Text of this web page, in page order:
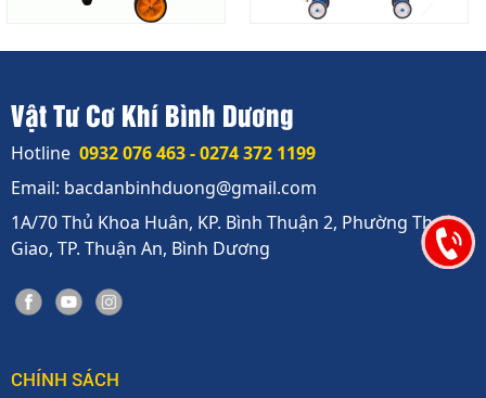
Vật Tư Cơ Khí Bình Dương
Hotline 0932 076 463 - 0274 372 1199
Email: bacdanbinhduong@gmail.com
1A/70 Thủ Khoa Huân, KP. Bình Thuận 2, Phường Thuận
Giao, TP. Thuận An, Bình Dương
CHÍNH SÁCH